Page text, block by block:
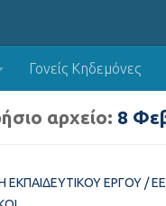
Γονείς Κηδεμόνες
αρχείο: 8
ΕΚΠΑΙΔΕΥΤΙΚΟΎ ΈΡΓΟΥ /